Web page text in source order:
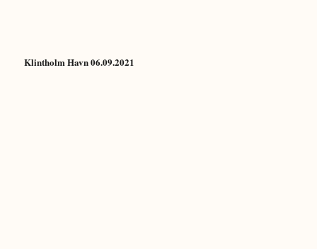
Klintholm Havn 06.09.2021